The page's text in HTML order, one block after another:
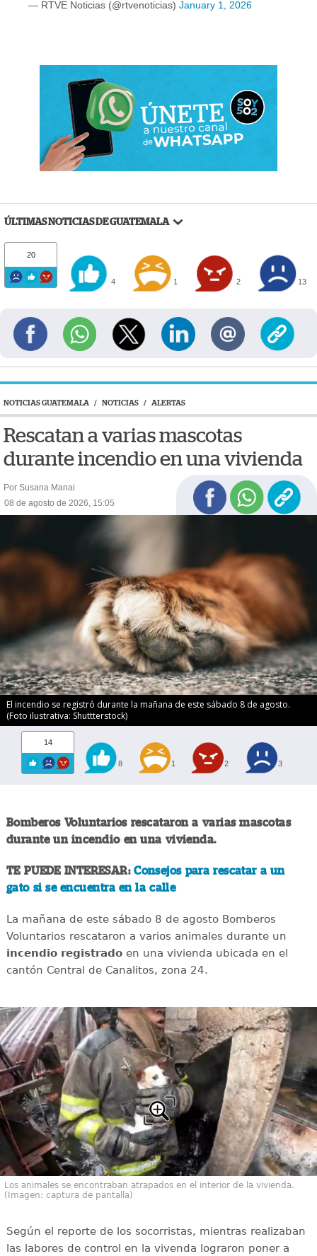
— RTVE Noticias (@rtvenoticias) January 1, 2026
ÚLTIMAS NOTICIAS DE GUATEMALA
20
4 1 2 13
NOTICIAS GUATEMALA / NOTICIAS / ALERTAS
Rescatan a varias mascotas
durante incendio en una vivienda
Por Susana Manai
08 de agosto de 2026, 15:05
El incendio se registró durante la mañana de este sábado 8 de agosto.
(Foto ilustrativa: Shuttterstock)
14
8 1 2 3
Bomberos Voluntarios rescataron a varias mascotas
durante un incendio en una vivienda.
TE PUEDE INTERESAR:Consejos para rescatar a un
gato si se encuentra en la calle
La mañana de este sábado 8 de agosto Bomberos
Voluntarios rescataron a varios animales durante un
incendio registradoen una vivienda ubicada en el
cantón Central de Canalitos, zona 24.
Los animales se encontraban atrapados en el interior de la vivienda.
(Imagen: captura de pantalla)
Según el reporte de los socorristas, mientras realizaban
las labores de control en la vivenda lograron poner a